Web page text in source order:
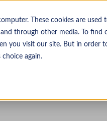
These cookies are
through other media. To find
you visit our site. But in order
again.